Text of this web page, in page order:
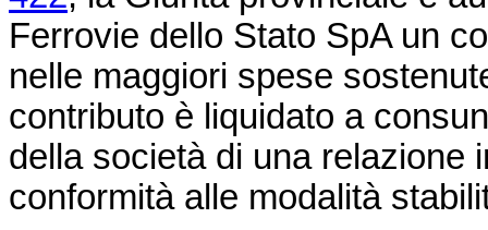
Ferrovie dello Stato SpA un
nelle maggiori spese
contributo è liquidato a
della società di una relazione
conformità alle modalità